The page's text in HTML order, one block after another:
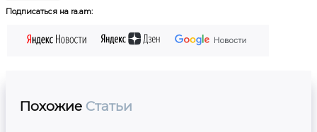
Подписаться на ra.am:
Похожие Статьи